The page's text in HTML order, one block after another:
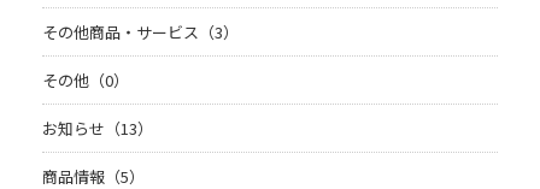
その他商品・サービス（3）
その他（0）
お知らせ（13）
商品情報（5）